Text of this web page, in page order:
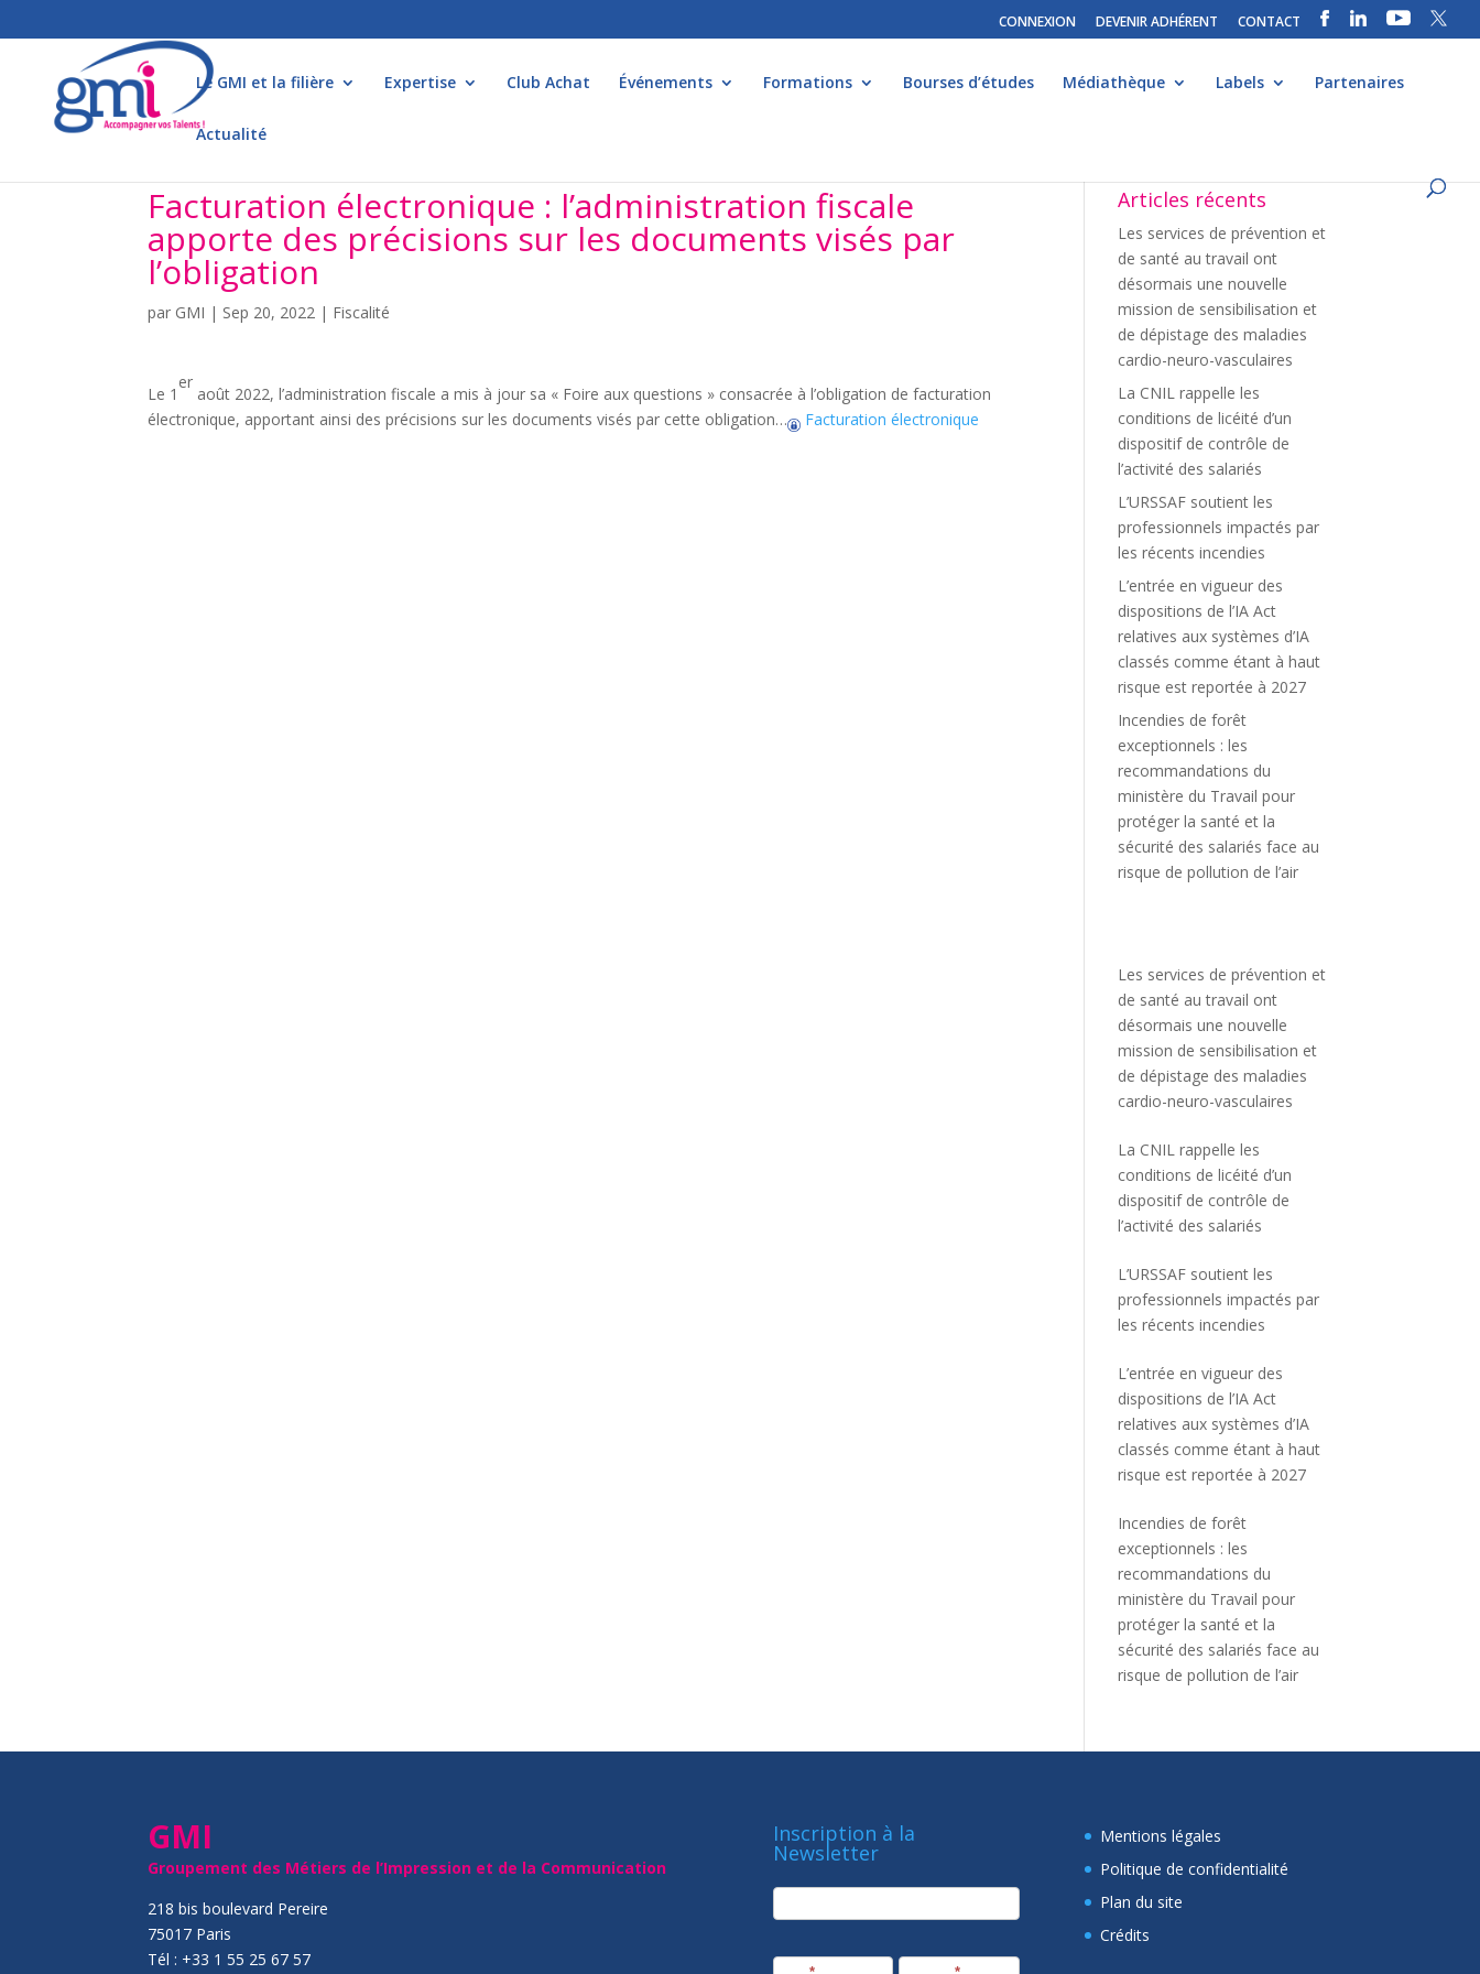
CONNEXION DEVENIR ADHÉRENT CONTACT
Le GMI et la filière Expertise Club Achat Événements Formations Bourses d’études Médiathèque Labels Partenaires
Actualité
Facturation électronique : l’administration fiscale
apporte des précisions sur les documents visés par
l’obligation
par GMI | Sep 20, 2022 | Fiscalité
Le 1
er
août 2022, l’administration fiscale a mis à jour sa « Foire aux questions » consacrée à l’obligation de facturation
électronique, apportant ainsi des précisions sur les documents visés par cette obligation…
Facturation électronique
Articles récents
Les services de prévention et
de santé au travail ont
désormais une nouvelle
mission de sensibilisation et
de dépistage des maladies
cardio-neuro-vasculaires
La CNIL rappelle les
conditions de licéité d’un
dispositif de contrôle de
l’activité des salariés
L’URSSAF soutient les
professionnels impactés par
les récents incendies
L’entrée en vigueur des
dispositions de l’IA Act
relatives aux systèmes d’IA
classés comme étant à haut
risque est reportée à 2027
Incendies de forêt
exceptionnels : les
recommandations du
ministère du Travail pour
protéger la santé et la
sécurité des salariés face au
risque de pollution de l’air
Les services de prévention et
de santé au travail ont
désormais une nouvelle
mission de sensibilisation et
de dépistage des maladies
cardio-neuro-vasculaires
La CNIL rappelle les
conditions de licéité d’un
dispositif de contrôle de
l’activité des salariés
L’URSSAF soutient les
professionnels impactés par
les récents incendies
L’entrée en vigueur des
dispositions de l’IA Act
relatives aux systèmes d’IA
classés comme étant à haut
risque est reportée à 2027
Incendies de forêt
exceptionnels : les
recommandations du
ministère du Travail pour
protéger la santé et la
sécurité des salariés face au
risque de pollution de l’air
GMI
Groupement des Métiers de l’Impression et de la Communication
218 bis boulevard Pereire
75017 Paris
Tél : +33 1 55 25 67 57
Inscription à la
Newsletter
newsletter
Mentions légales
Politique de confidentialité
Plan du site
Crédits